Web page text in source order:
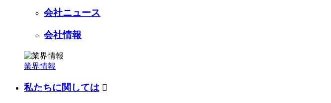
会社ニュース
会社情報
業界情報
私たちに関しては 